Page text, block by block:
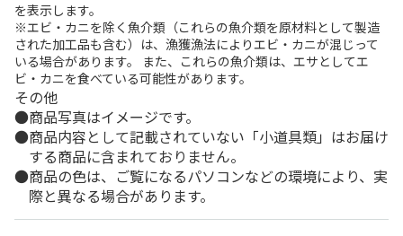
を表示します。
※エビ・カニを除く魚介類（これらの魚介類を原材料として製造
された加工品も含む）は、漁獲漁法によりエビ・カニが混じって
いる場合があります。 また、これらの魚介類は、エサとしてエ
ビ・カニを食べている可能性があります。
その他
商品写真はイメージです。
商品内容として記載されていない「小道具類」はお届け
する商品に含まれておりません。
商品の色は、ご覧になるパソコンなどの環境により、実
際と異なる場合があります。